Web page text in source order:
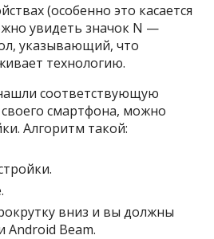
(особенно это касается
увидеть значок N —
указывающий, что
технологию.
соответствующую
смартфона, можно
Алгоритм такой:
.
.
вниз и вы должны
Android Beam.